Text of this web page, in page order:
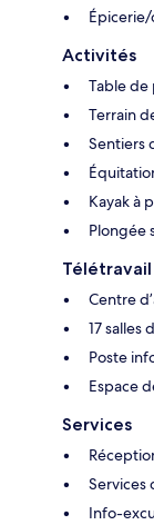
Activités
Table
Terrain
Sentiers
Kayak à
Plongée
Centre
17 salles
Poste
Espace
Services
Services
Info-